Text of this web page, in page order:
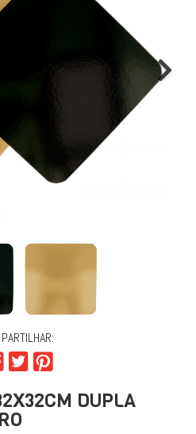
PARTILHAR:
DUPLA